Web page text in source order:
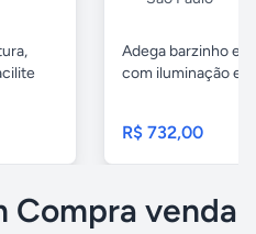
Adega barzinho
com iluminação
R$ 732,00
Compra venda